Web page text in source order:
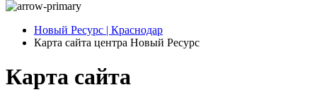
Новый Ресурс | Краснодар
Карта сайта центра Новый Ресурс
Карта сайта